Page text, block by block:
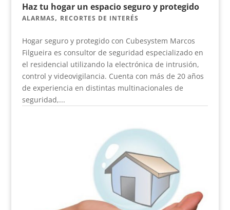
Haz tu hogar un espacio seguro y protegido
ALARMAS, RECORTES DE INTERÉS
Hogar seguro y protegido con Cubesystem Marcos
Filgueira es consultor de seguridad especializado en
el residencial utilizando la electrónica de intrusión,
control y videovigilancia. Cuenta con más de 20 años
de experiencia en distintas multinacionales de
seguridad,...